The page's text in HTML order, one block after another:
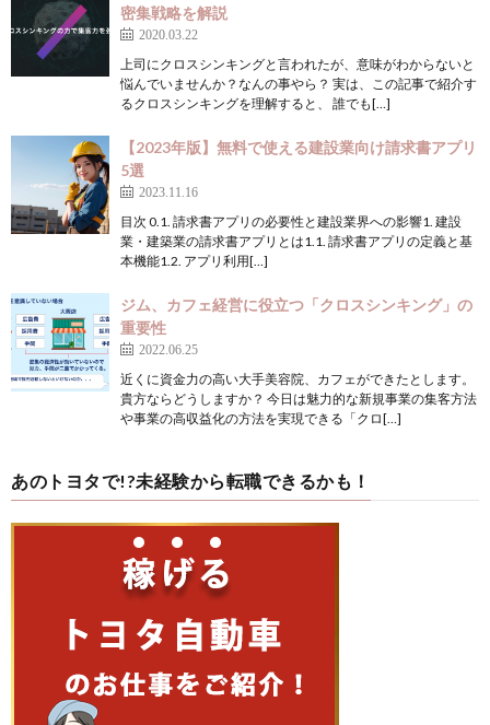
密集戦略を解説
2020.03.22
上司にクロスシンキングと言われたが、意味がわからないと
悩んでいませんか？なんの事やら？ 実は、この記事で紹介す
るクロスシンキングを理解すると、 誰でも[…]
【2023年版】無料で使える建設業向け請求書アプリ
5選
2023.11.16
目次 0.1. 請求書アプリの必要性と建設業界への影響1. 建設
業・建築業の請求書アプリとは1.1. 請求書アプリの定義と基
本機能1.2. アプリ利用[…]
ジム、カフェ経営に役立つ「クロスシンキング」の
重要性
2022.06.25
近くに資金力の高い大手美容院、カフェができたとします。
貴方ならどうしますか？ 今日は魅力的な新規事業の集客方法
や事業の高収益化の方法を実現できる「クロ[…]
あのトヨタで!?未経験から転職できるかも！